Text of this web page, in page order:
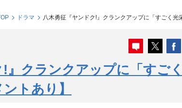
ドラマ 八木勇征『ヤンドク!』クランクアップに「すごく光
』クランクアップに「すごく
トあり】